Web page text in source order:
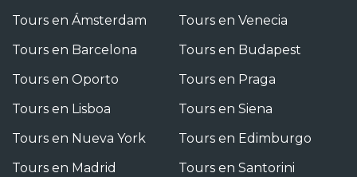
Tours en Ámsterdam
Tours en Barcelona
Tours en Oporto
Tours en Lisboa
Tours en Nueva York
Tours en Madrid
Tours en Venecia
Tours en Budapest
Tours en Praga
Tours en Siena
Tours en Edimburgo
Tours en Santorini